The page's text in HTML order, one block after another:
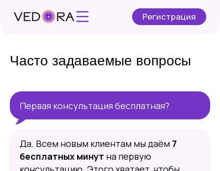
Регистрация
Часто задаваемые вопросы
Первая консультация бесплатная?
Да. Всем новым клиентам мы даём 7
бесплатных минут на первую